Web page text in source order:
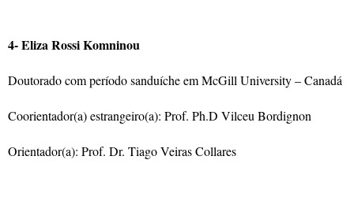
4- Eliza Rossi Komninou
Doutorado com período sanduíche em McGill University – Canadá
Coorientador(a) estrangeiro(a): Prof. Ph.D Vilceu Bordignon
Orientador(a): Prof. Dr. Tiago Veiras Collares